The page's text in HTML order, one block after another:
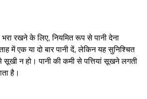
भरा रखने के लिए, नियमित रूप से पानी देना
में एक या दो बार पानी दें, लेकिन यह सुनिश्चित
सूखी न हो। पानी की कमी से पत्तियां सूखने लगती
है।